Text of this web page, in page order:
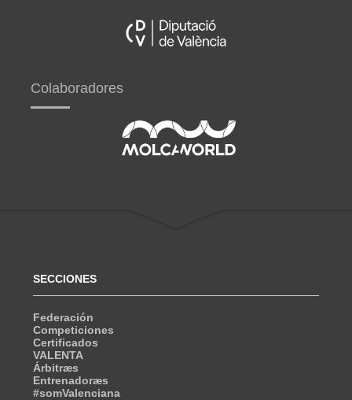
Colaboradores
SECCIONES
Federación
Competiciones
Certificados
VALENTA
Árbitræs
Entrenadoræs
#somValenciana